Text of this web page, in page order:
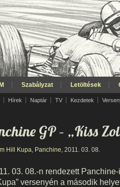
Szabályzat Letöltések
Hírek Naptár TV Kezdetek
GP – „Kiss
Hill Kupa, Panchine, 2011. 03. 08.
03. 08.-n rendezett
versenyén a második